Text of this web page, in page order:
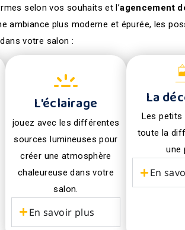
selon vos souhaits et l’agencement
ambiance plus moderne et épurée, les
votre salon :
L'éclairage
jouez avec les différentes
sources lumineuses pour
créer une atmosphère
chaleureuse dans votre
salon.
En savoir plus
La
Les
toute la
une
En